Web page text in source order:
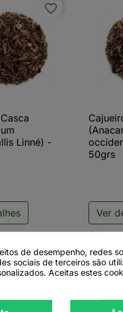
favorite_border
rápida
Linné) -

50grs
Ver
de desempenho, redes
sociais de terceiros são
Aceitas estes